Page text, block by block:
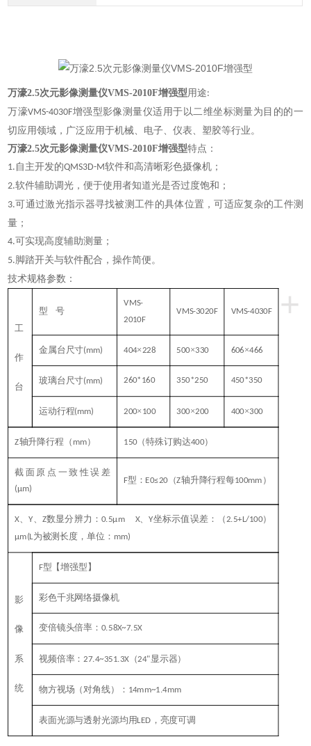
万濠2.5次元影像测量仪VMS-2010F增强型用途:
万濠VMS-4030F增强型影像测量仪适用于以二维坐标测量为目的的一
切应用领域，广泛应用于机械、电子、仪表、塑胶等行业。
万濠2.5次元影像测量仪VMS-2010F增强型特点：
1. 自主开发的QMS3D-M软件和高清晰彩色摄像机；
2.软件辅助调光，便于使用者知道光是否过度饱和；
3.可通过激光指示器寻找被测工件的具体位置，可适应复杂的工件测
量；
4.可实现高度辅助测量；
5.脚踏开关与软件配合，操作简便。
技术规格参数：
+
工
作
台
型 号
VMS-
2010F
VMS-3020F VMS-4030F
金属台尺寸(mm) 404×228 500×330 606×466
玻璃台尺寸(mm) 260*160 350*250 450*350
运动行程(mm) 200× 100 300×200 400×300
Z轴升降行程（ mm） 150（特殊订购达400）
截面原点一致性误差
(μm)
F型： E0≤20（Z轴升降行程每100mm ）
X、Y、 Z数显分辨力：0.5μm X、Y坐标示值误差：（2.5+L/100）
μm(L为被测长度，单位： mm)
影
像
系
统
F型【增强型】
彩色千兆网络摄像机
变倍镜头倍率：0.58X~7.5X
视频倍率： 27.4~351.3X（24"显示器）
物方视场（对角线）： 14mm~1.4mm
表面光源与透射光源均用 LED ，亮度可调